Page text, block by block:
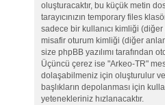
oluşturacaktır, bu küçük metin
tarayıcınızın temporary files
sadece bir kullanıcı kimliği
misafir oturum kimliği (diğer
size phpBB yazılımı tarafından
Üçüncü çerez ise "Arkeo-TR"
dolaşabilmeniz için oluşturulur
başlıkların depolanması için
yetenekleriniz hızlanacaktır.